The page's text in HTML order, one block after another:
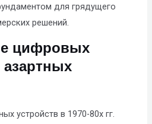
для грядущего
решений.
цифровых
устройств в 1970-80х гг.